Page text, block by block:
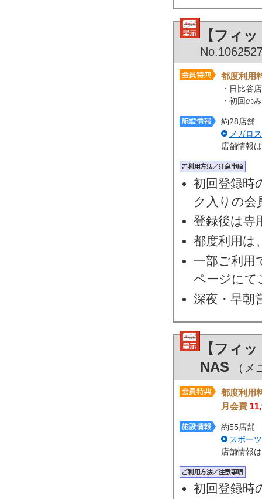
【フィ
都度利用
・日比谷
・初回の
約28店舗
メガロ
店舗情報
初回登録時
ク入りの会
登録後は専
都度利用は
一部ご利用
ページにて
深夜・早朝
【フィ
NAS
（
都度利用
月会費
約55店舗
スポー
店舗情報
初回登録時